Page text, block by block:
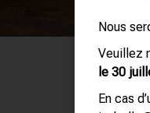
Nous
Veuillez
le 30
En cas